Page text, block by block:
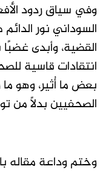
وفي سياق ردود
السوداني نور
القضية، وأبدى
انتقادات قاسية
بعض ما أُثير، وهو
الصحفيين بدلًا من
وختم وداعة مقاله